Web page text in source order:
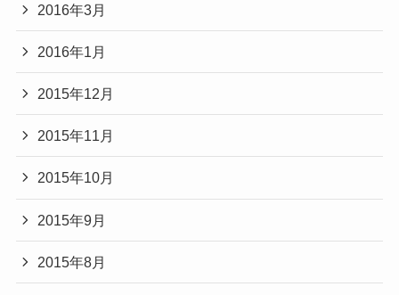
2016年3月
2016年1月
2015年12月
2015年11月
2015年10月
2015年9月
2015年8月